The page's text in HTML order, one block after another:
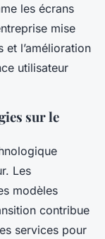
les écrans
mise
et l’amélioration
utilisateur
sur le
Les
modèles
contribue
services pour